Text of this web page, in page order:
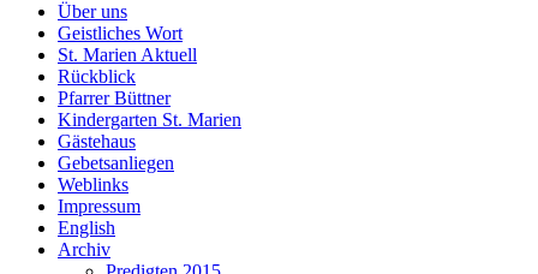
Über uns
Geistliches Wort
St. Marien Aktuell
Rückblick
Pfarrer Büttner
Kindergarten St. Marien
Gästehaus
Gebetsanliegen
Weblinks
Impressum
English
Archiv